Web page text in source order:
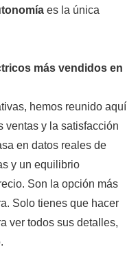
es la única
más vendidos en
hemos reunido aquí
ventas y la satisfacción
en datos reales de
y un equilibrio
Son la opción más
Solo tienes que hacer
ver todos sus detalles,